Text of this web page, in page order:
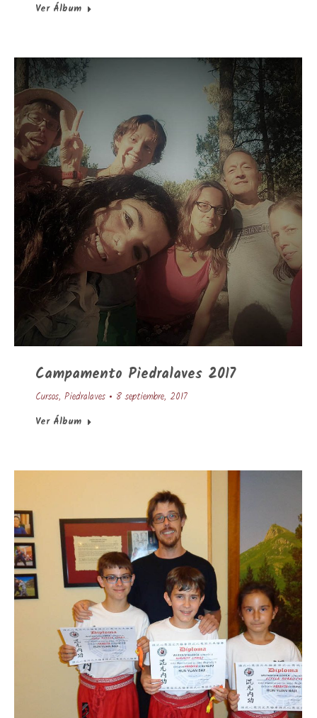
Ver Álbum
Campamento Piedralaves 2017
Cursos, Piedralaves
8 septiembre, 2017
Ver Álbum